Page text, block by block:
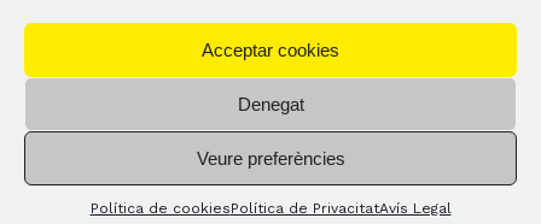
Acceptar cookies
Denegat
Veure preferències
Política de cookiesPolítica de PrivacitatAvís Legal
feliciCat– Tots els drets reservats. |